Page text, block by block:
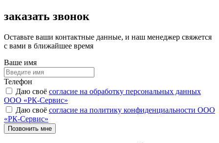
заказать звонок
Оставьте ваши контактные данные, и наш менеджер свяжется
с вами в ближайшее время
Ваше имя
Телефон
Даю своё согласие на обработку персональных данных
ООО «РК-Сервис»
Даю своё согласие на политику конфиденциальности ООО
«РК-Сервис»
Позвонить мне